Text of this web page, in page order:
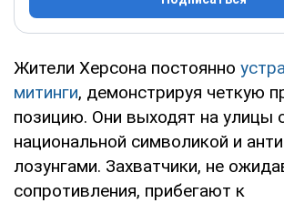
Жители Херсона постоянно
митинги, демонстрируя четкую
позицию. Они выходят на улицы
национальной символикой и
лозунгами. Захватчики, не
сопротивления, прибегают к